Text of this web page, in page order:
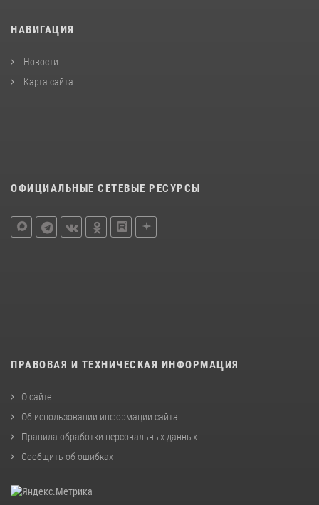
НАВИГАЦИЯ
Новости
Карта сайта
ОФИЦИАЛЬНЫЕ СЕТЕВЫЕ РЕСУРСЫ
ПРАВОВАЯ И ТЕХНИЧЕСКАЯ ИНФОРМАЦИЯ
О сайте
Об использовании информации сайта
Правила обработки персональных данных
Сообщить об ошибках